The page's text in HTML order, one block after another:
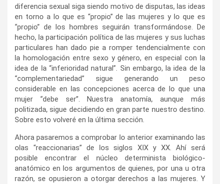
diferencia sexual siga siendo motivo de disputas, las ideas
en torno a lo que es “propio” de las mujeres y lo que es
“propio” de los hombres seguirán transformándose. De
hecho, la participación política de las mujeres y sus luchas
particulares han dado pie a romper tendencialmente con
la homologación entre sexo y género, en especial con la
idea de la “inferioridad natural”. Sin embargo, la idea de la
“complementariedad” sigue generando un peso
considerable en las concepciones acerca de lo que una
mujer “debe ser”. Nuestra anatomía, aunque más
politizada, sigue decidiendo en gran parte nuestro destino.
Sobre esto volveré en la última sección.
Ahora pasaremos a comprobar lo anterior examinando las
olas “reaccionarias” de los siglos XIX y XX. Ahí será
posible encontrar el núcleo determinista biológico-
anatómico en los argumentos de quienes, por una u otra
razón, se opusieron a otorgar derechos a las mujeres. Y